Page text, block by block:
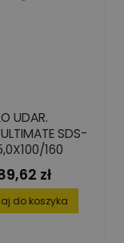
UDAR.
SDS-
160
zł
do koszyka